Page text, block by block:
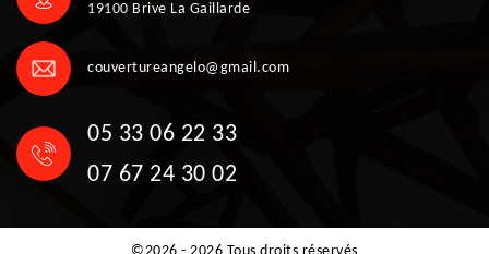
19100 Brive La Gaillarde
couvertureangelo@gmail.com
05 33 06 22 33
07 67 24 30 02